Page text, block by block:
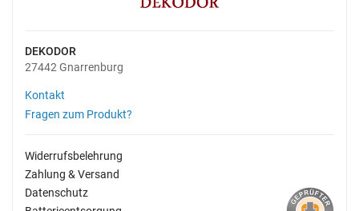
DEKODOR
27442 Gnarrenburg
Kontakt
Fragen zum Produkt?
Widerrufsbelehrung
Zahlung & Versand
Datenschutz